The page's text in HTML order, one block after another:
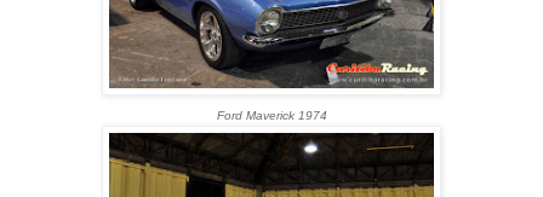
Ford Maverick 1974